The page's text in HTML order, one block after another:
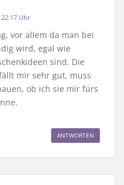
Uhr
vor allem da man bei
wird, egal wie
sind. Die
mir sehr gut, muss
ob ich sie mir fürs
ANTWORTEN